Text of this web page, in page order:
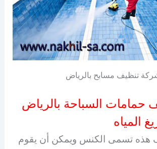
تنظيف مسابح بالرياض
حمامات السباحة بالرياض
المياه
هذه تسمى الكنس ويمكن أن يقوم